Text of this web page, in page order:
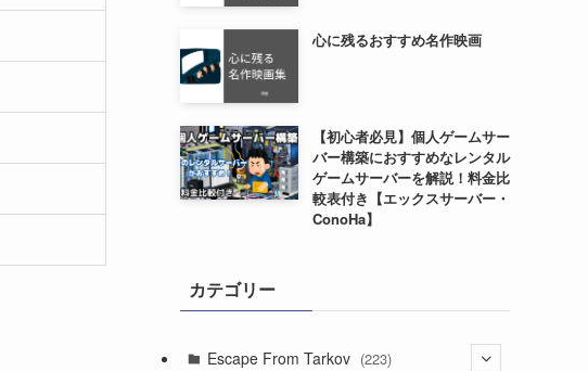
心に残るおすすめ名作映画
【初心者必見】個人ゲームサー
バー構築におすすめなレンタル
ゲームサーバーを解説！料金比
較表付き【エックスサーバー・
ConoHa】
カテゴリー
Escape From Tarkov (223)